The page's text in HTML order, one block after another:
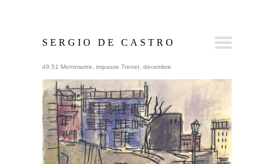
SERGIO DE CASTRO
49.51 Montmartre, impasse Trenet, décembre